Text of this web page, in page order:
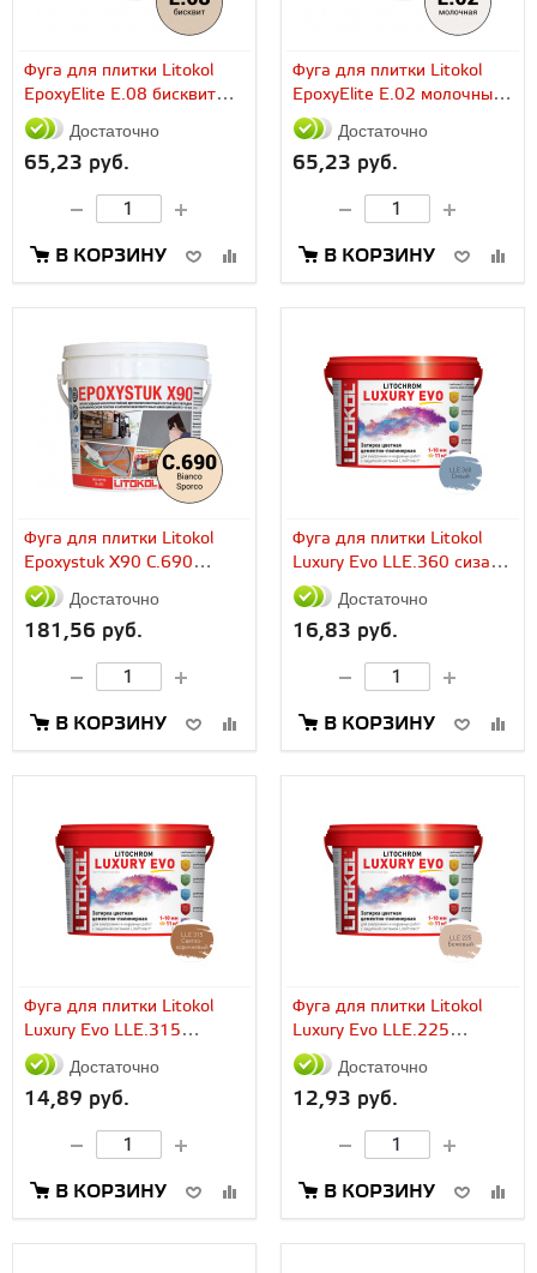
Фуга для плитки Litokol
EpoxyElite E.08 бисквит
(1...
Достаточно
65,23 руб.
В КОРЗИНУ
Фуга для плитки Litokol
EpoxyElite E.02 молочный
(1...
Достаточно
65,23 руб.
В КОРЗИНУ
Фуга для плитки Litokol
Epoxystuk X90 C.690
Bianco Sporco (5...
Достаточно
181,56 руб.
В КОРЗИНУ
Фуга для плитки Litokol
Luxury Evo LLE.360 сизая
(2...
Достаточно
16,83 руб.
В КОРЗИНУ
Фуга для плитки Litokol
Luxury Evo LLE.315
светло-коричневая (2...
Достаточно
14,89 руб.
В КОРЗИНУ
Фуга для плитки Litokol
Luxury Evo LLE.225
бежевая (2...
Достаточно
12,93 руб.
В КОРЗИНУ